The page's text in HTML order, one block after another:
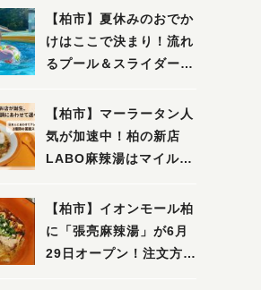
【柏市】夏休みのおでか
けはここで決まり！流れ
るプール＆スライダーに
ル」を親子で満喫してき
ました！
【柏市】マーラータン人
気が加速中！柏の新店
LABO麻辣湯はマイルド
【柏市】イオンモール柏
に「張亮麻辣湯」が6月
29日オープン！注文方法